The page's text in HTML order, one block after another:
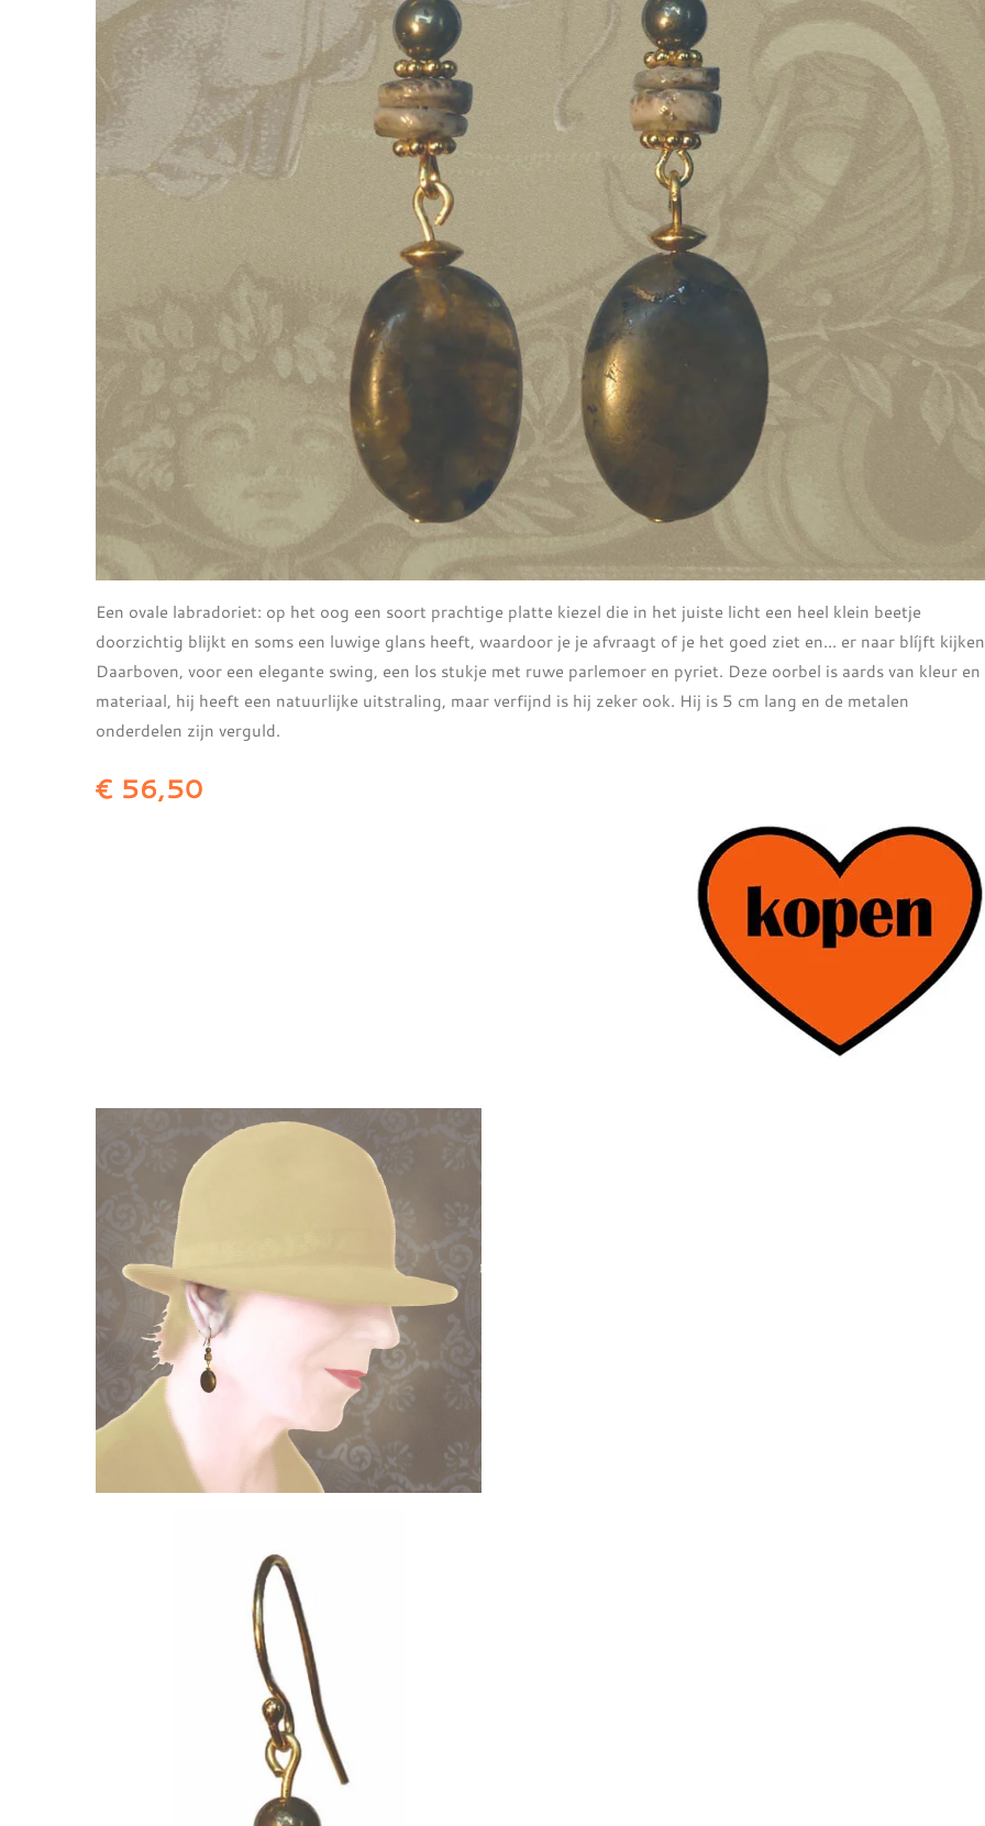
Een ovale labradoriet: op het oog een soort prachtige platte kiezel die in het juiste licht een heel klein beetje
doorzichtig blijkt en soms een luwige glans heeft, waardoor je je afvraagt of je het goed ziet en... er naar blíjft
Daarboven, voor een elegante swing, een los stukje met ruwe parlemoer en pyriet. Deze oorbel is aards van kleur en
materiaal, hij heeft een natuurlijke uitstraling, maar verfijnd is hij zeker ook. Hij is 5 cm lang en de metalen
onderdelen zijn verguld.
€ 56,50